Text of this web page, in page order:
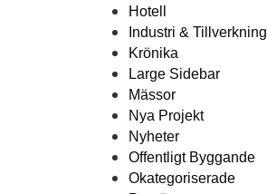
Hotell
Industri & Tillverkning
Krönika
Large Sidebar
Mässor
Nya Projekt
Nyheter
Offentligt Byggande
Okategoriserade